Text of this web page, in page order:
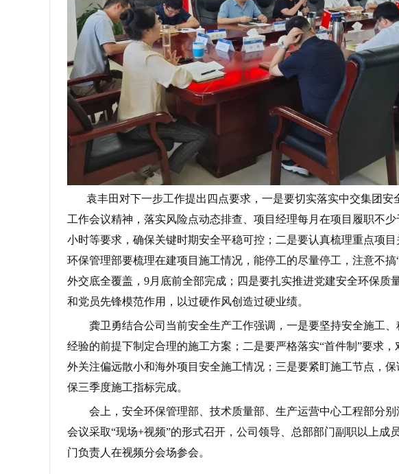
袁丰田对下一步工作提出四点要求，一是要切实落实中交集团安
工作会议精神，落实风险点动态排查、项目经理每月在项目履职不
小时等要求，确保关键时期安全平稳可控；二是要认真梳理重点项
环保管理部要梳理在建项目施工情况，能停工的尽量停工，注意不
外交底全覆盖，9月底前全部完成；四是要扎实推进党建安全环保质
和党员先锋模范作用，以过硬作风创造过硬业绩。
龚卫勇结合公司当前安全生产工作强调，一是要坚持安全施工
经验的前提下制定合理的施工方案；二是要严格落实“首件制”要求
外关注偏远散小和海外项目安全施工情况；三是要紧盯施工节点，
保三季度施工指标完成。
会上，安全环保管理部、技术质量部、生产运营中心工程部分
会议采取“现场+视频”的形式召开，公司领导、总部部门副职以上成
门负责人在视频分会场参会。